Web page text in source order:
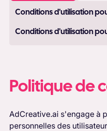
Conditions d'utilisation
Conditions d'utilisation
Politique de
AdCreative.ai s'engage à
personnelles des